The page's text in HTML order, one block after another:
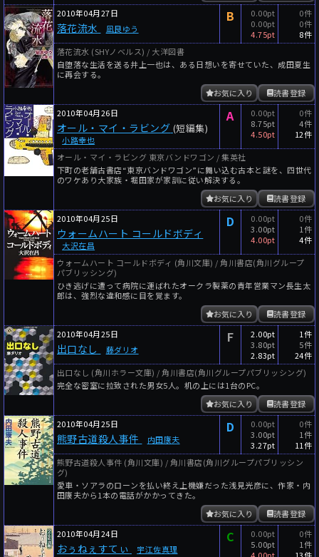
2010年04月27日
落花流水 凪良ゆう
B
0.00pt
0.00pt
4.75pt
0件
0件
8件
落花流水 (SHYノベルス) / 大洋図書
自堕落な生活を送る井上一也は、ある日想いを寄せていた、成田夏生
に再会する。
読書登録
お気に入り
2010年04月26日
オール・マイ・ラビング (短編集)
小路幸也
A
0.00pt
8.75pt
4.50pt
0件
4件
12件
オール・マイ・ラビング 東京バンドワゴン / 集英社
下町の老舗古書店“東京バンドワゴン”に舞い込む古本と謎を、四世代
のワケあり大家族・堀田家が家訓に従い解決する。
読書登録
お気に入り
2010年04月25日
ウォームハート コールドボディ
大沢在昌
D
0.00pt
3.00pt
4.00pt
0件
1件
4件
ウォームハート コールドボディ (角川文庫) / 角川書店(角川グループ
パブリッシング)
ひき逃げに遭って病院に運ばれたオークラ製薬の青年営業マン長生太
郎は、強烈な違和感に目を覚ます。
読書登録
お気に入り
2010年04月25日
出口なし 藤ダリオ
F
2.00pt
3.80pt
2.83pt
1件
5件
24件
出口なし (角川ホラー文庫) / 角川書店(角川グループパブリッシング)
完全な密室に拉致された男女5人。机の上には1台のPC。
読書登録
お気に入り
2010年04月25日
熊野古道殺人事件 内田康夫
D
0.00pt
3.00pt
3.27pt
0件
1件
11件
熊野古道殺人事件 (角川文庫) / 角川書店(角川グループパブリッシン
グ)
愛車・ソアラのローンを払い終え上機嫌だった浅見光彦に、作家・内
田康夫から1本の電話がかかってきた。
読書登録
お気に入り
2010年04月24日
おぅねぇすてぃ 宇江佐真理
C
0.00pt
5.00pt
4.00pt
0件
1件
13件